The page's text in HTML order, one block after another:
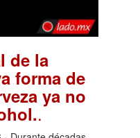
de la
forma de
ya no
.